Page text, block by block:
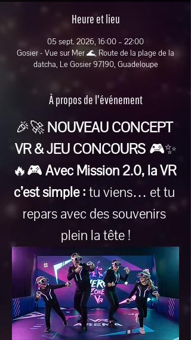
Heure et lieu
05 sept. 2026, 16:00 – 22:00
Gosier - Vue sur Mer 🌊, Route de la plage de la
datcha, Le Gosier 97190, Guadeloupe
À propos de l'événement
🎉🚀 NOUVEAU CONCEPT
VR & JEU CONCOURS 🎮✨
🔥🎮 Avec Mission 2.0, la VR
c’est simple : tu viens… et tu
repars avec des souvenirs
plein la tête !